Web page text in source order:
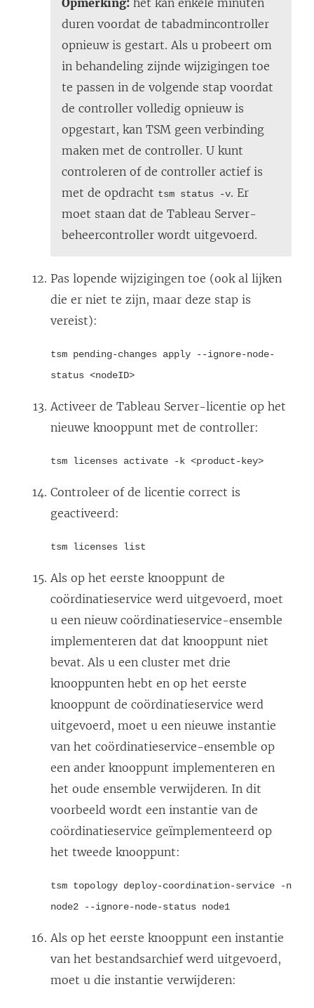
Opmerking: het kan enkele minuten
duren voordat de tabadmincontroller
opnieuw is gestart. Als u probeert om
in behandeling zijnde wijzigingen toe
te passen in de volgende stap voordat
de controller volledig opnieuw is
opgestart, kan TSM geen verbinding
maken met de controller. U kunt
controleren of de controller actief is
met de opdracht tsm status -v. Er
moet staan dat de Tableau Server-
beheercontroller wordt uitgevoerd.
Pas lopende wijzigingen toe (ook al lijken
die er niet te zijn, maar deze stap is
vereist):
tsm pending-changes apply --ignore-node-
status <nodeID>
Activeer de Tableau Server-licentie op het
nieuwe knooppunt met de controller:
tsm licenses activate -k <product-key>
Controleer of de licentie correct is
geactiveerd:
tsm licenses list
Als op het eerste knooppunt de
coördinatieservice werd uitgevoerd, moet
u een nieuw coördinatieservice-ensemble
implementeren dat dat knooppunt niet
bevat. Als u een cluster met drie
knooppunten hebt en op het eerste
knooppunt de coördinatieservice werd
uitgevoerd, moet u een nieuwe instantie
van het coördinatieservice-ensemble op
een ander knooppunt implementeren en
het oude ensemble verwijderen. In dit
voorbeeld wordt een instantie van de
coördinatieservice geïmplementeerd op
het tweede knooppunt:
tsm topology deploy-coordination-service -n
node2 --ignore-node-status node1
Als op het eerste knooppunt een instantie
van het bestandsarchief werd uitgevoerd,
moet u die instantie verwijderen: